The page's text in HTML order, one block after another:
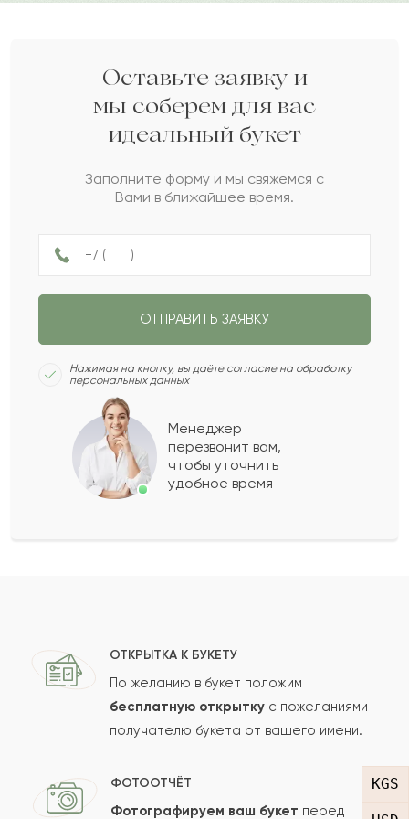
KGS
А 2021-11-03
Аниса
2021-09-03
Балкумис
2021-07-24
Рэй
Рафик
И Иларион
Гулия
Показать еще
Ваш e-mail
Отзыв
Оставьте заявку и
мы соберем для вас
идеальный букет
Заполните форму и мы свяжемся с
Вами в ближайшее время.
ОТПРАВИТЬ ЗАЯВКУ
Нажимая на кнопку, вы даёте согласие на обработку
персональных данных
Менеджер
перезвонит вам,
чтобы уточнить
удобное время
ОТКРЫТКА К БУКЕТУ
По желанию в букет положим
бесплатную открытку с пожеланиями
получателю букета от вашего имени.
ФОТООТЧЁТ
Фотографируем ваш букет перед